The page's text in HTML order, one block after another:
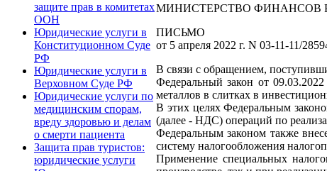
защите прав в комитетах
ООН
Юридические услуги в
Конституционном Суде
РФ
Юридические услуги в
Верховном Суде РФ
Юридические услуги по
медицинским спорам,
вреду здоровью и делам
о смерти пациента
Защита прав туристов:
юридические услуги
МИНИСТЕРСТВО ФИНАНСОВ
ПИСЬМО
от 5 апреля 2022 г. N 03-11-11/
В связи с обращением,
Федеральный закон от
металлов в слитках в
В этих целях Федеральным
(далее - НДС) операций по
Федеральным законом также
систему налогообложения
Применение специальных